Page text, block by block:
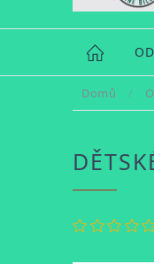
HOME
Domů /